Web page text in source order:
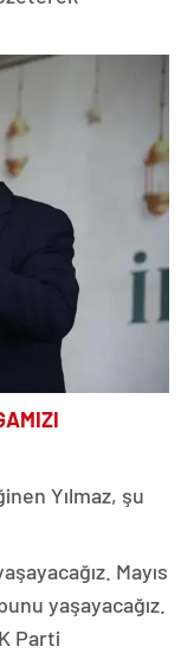
Yılmaz, şu
Mayıs
yaşayacağız.
Parti